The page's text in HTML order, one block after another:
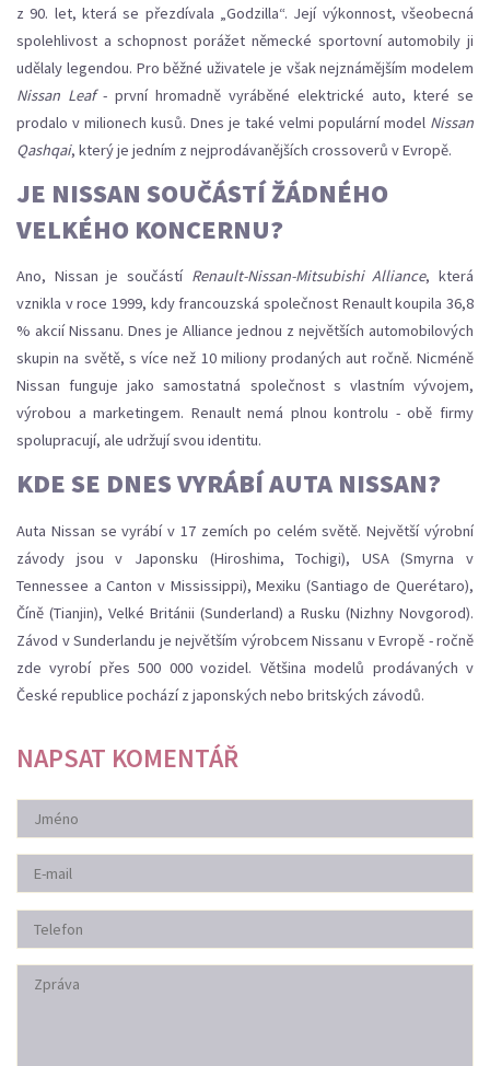
z 90. let, která se přezdívala „Godzilla“. Její výkonnost, všeobecná
spolehlivost a schopnost porážet německé sportovní automobily ji
udělaly legendou. Pro běžné uživatele je však nejznámějším modelem
Nissan Leaf- první hromadně vyráběné elektrické auto, které se
prodalo v milionech kusů. Dnes je také velmi populární model Nissan
Qashqai, který je jedním z nejprodávanějších crossoverů v Evropě.
JE NISSAN SOUČÁSTÍ ŽÁDNÉHO
VELKÉHO KONCERNU?
Ano, Nissan je součástí Renault-Nissan-Mitsubishi Alliance, která
vznikla v roce 1999, kdy francouzská společnost Renault koupila 36,8
% akcií Nissanu. Dnes je Alliance jednou z největších automobilových
skupin na světě, s více než 10 miliony prodaných aut ročně. Nicméně
Nissan funguje jako samostatná společnost s vlastním vývojem,
výrobou a marketingem. Renault nemá plnou kontrolu - obě firmy
spolupracují, ale udržují svou identitu.
KDE SE DNES VYRÁBÍ AUTA NISSAN?
Auta Nissan se vyrábí v 17 zemích po celém světě. Největší výrobní
závody jsou v Japonsku (Hiroshima, Tochigi), USA (Smyrna v
Tennessee a Canton v Mississippi), Mexiku (Santiago de Querétaro),
Číně (Tianjin), Velké Británii (Sunderland) a Rusku (Nizhny Novgorod).
Závod v Sunderlandu je největším výrobcem Nissanu v Evropě - ročně
zde vyrobí přes 500 000 vozidel. Většina modelů prodávaných v
České republice pochází z japonských nebo britských závodů.
NAPSAT KOMENTÁŘ